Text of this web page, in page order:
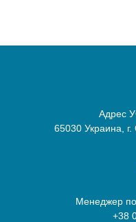
Адрес
65030 Украина,
Менеджер
+38